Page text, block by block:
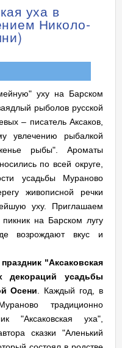
уха в
Николо-
уху на Барском
рыболов русской
– писатель Аксаков,
увлечению рыбалкой
рыбы". Ароматы
по всей округе,
усадьбы Мураново
живописной речки
уху. Приглашаем
на Барском лугу
возрождают вкус и
"Аксаковская
декораций усадьбы
Осени . Каждый год, в
традиционно
"Аксаковская уха",
сказки "Аленький